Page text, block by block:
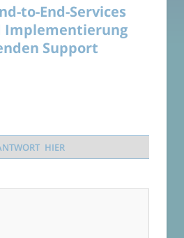
to-End-Services
Implementierung
Support
HIER